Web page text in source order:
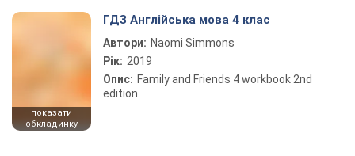
показати
обкладинку
ГДЗ Англійська мова 4 клас
Автори: Naomi Simmons
Рік: 2019
Опис: Family and Friends 4 workbook 2nd
edition